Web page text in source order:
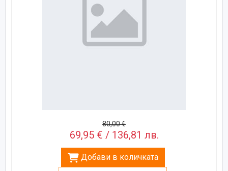
80,00 €
69,95 € / 136,81 лв.
Добави в количката